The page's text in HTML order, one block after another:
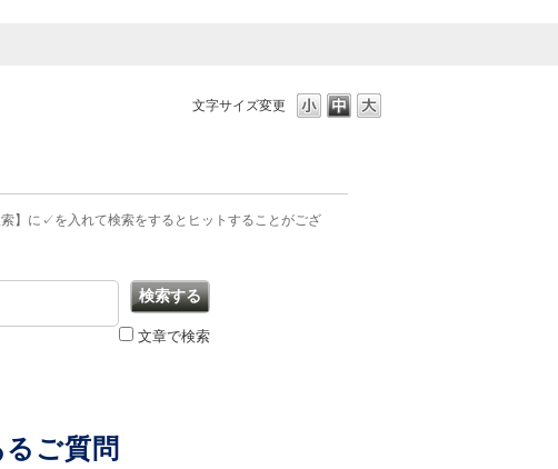
文字サイズ変更
】に✓を入れて検索をするとヒットすることがござ
文章で検索
ご質問